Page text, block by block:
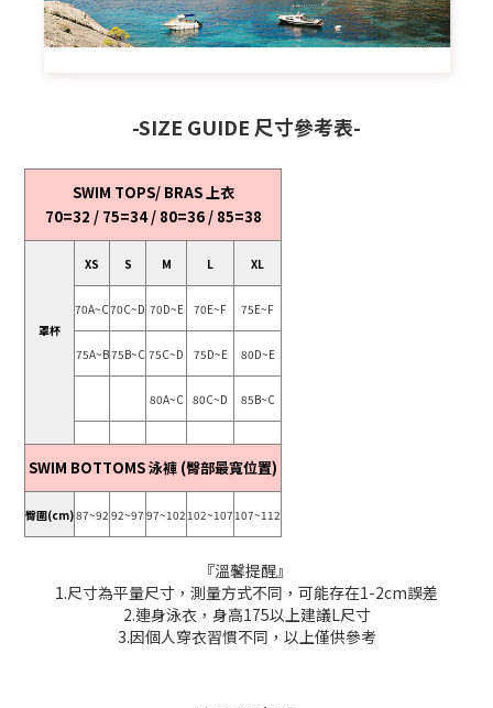
-SIZE GUIDE 尺寸參考表-
SWIM TOPS/ BRAS 上衣
70=32 / 75=34 / 80=36 / 85=38
罩杯
XS S M L XL
70A~C70C~D 70D~E 70E~F 75E~F
75A~B75B~C 75C~D 75D~E 80D~E
80A~C 80C~D 85B~C
SWIM BOTTOMS 泳褲 (臀部最寬位置)
臀圍(cm)87~92 92~97 97~102 102~107 107~112
『溫馨提醒』
1.尺寸為平量尺寸，測量方式不同，可能存在1-2cm誤差
2.連身泳衣，身高175以上建議L尺寸
3.因個人穿衣習慣不同，以上僅供參考